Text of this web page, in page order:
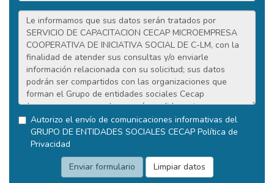
Autorizo el envío de comunicaciones informativas del
GRUPO DE ENTIDADES SOCIALES CECAP Política de
Privacidad